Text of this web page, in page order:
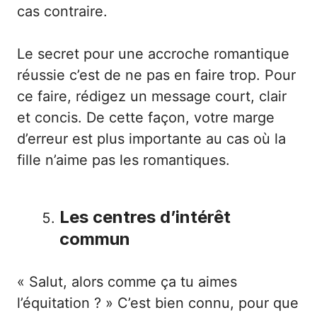
cas contraire.
Le secret pour une accroche romantique
réussie c’est de ne pas en faire trop. Pour
ce faire, rédigez un message court, clair
et concis. De cette façon, votre marge
d’erreur est plus importante au cas où la
fille n’aime pas les romantiques.
Les centres d’intérêt
commun
« Salut, alors comme ça tu aimes
l’équitation ? » C’est bien connu, pour que